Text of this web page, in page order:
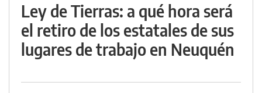
Ley de Tierras: a qué hora será
el retiro de los estatales de sus
lugares de trabajo en Neuquén